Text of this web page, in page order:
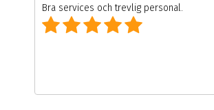
Bra services och trevlig personal.